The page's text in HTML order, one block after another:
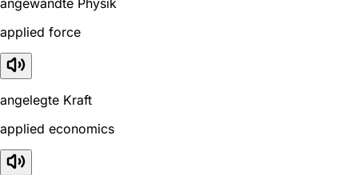
angewandte Physik
applied force
angelegte Kraft
applied economics